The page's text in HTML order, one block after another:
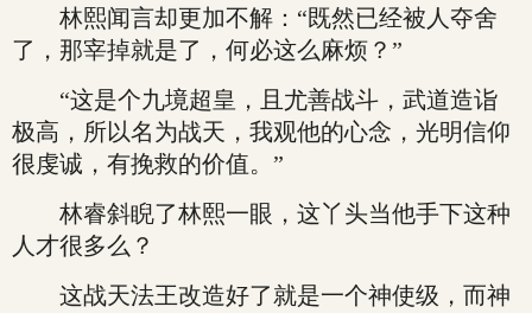
林熙闻言却更加不解：“既然已经被人夺舍
了，那宰掉就是了，何必这么麻烦？”
“这是个九境超皇，且尤善战斗，武道造诣
极高，所以名为战天，我观他的心念，光明信仰
很虔诚，有挽救的价值。”
林睿斜睨了林熙一眼，这丫头当他手下这种
人才很多么？
这战天法王改造好了就是一个神使级，而神